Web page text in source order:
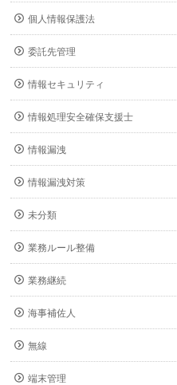
個人情報保護法
委託先管理
情報セキュリティ
情報処理安全確保支援士
情報漏洩
情報漏洩対策
未分類
業務ルール整備
業務継続
海事補佐人
無線
端末管理